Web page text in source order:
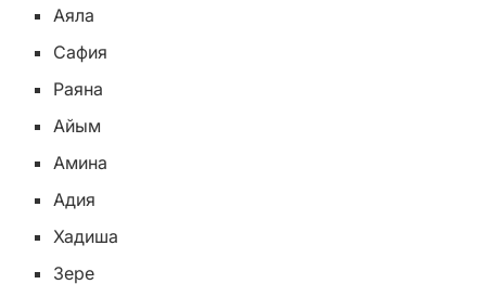
Аяла
Сафия
Раяна
Айым
Амина
Адия
Хадиша
Зере